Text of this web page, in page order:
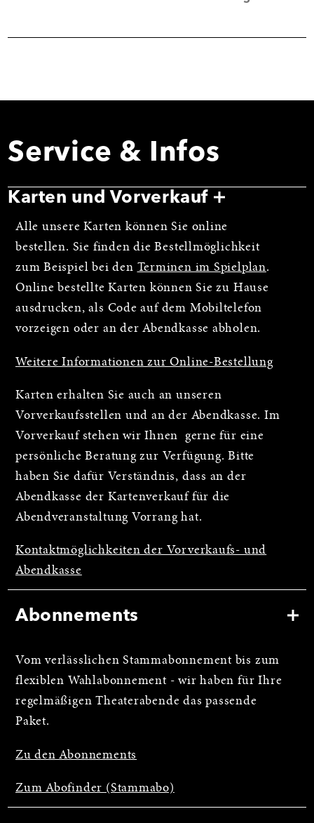
Service & Infos
Karten und Vorverkauf
Alle unsere Karten können Sie online
bestellen. Sie finden die Bestellmöglichkeit
zum Beispiel bei den Terminen im Spielplan.
Online bestellte Karten können Sie zu Hause
ausdrucken, als Code auf dem Mobiltelefon
vorzeigen oder an der Abendkasse abholen.
Weitere Informationen zur Online-Bestellung
Karten erhalten Sie auch an unseren
Vorverkaufsstellen und an der Abendkasse. Im
Vorverkauf stehen wir Ihnen gerne für eine
persönliche Beratung zur Verfügung. Bitte
haben Sie dafür Verständnis, dass an der
Abendkasse der Kartenverkauf für die
Abendveranstaltung Vorrang hat.
Kontaktmöglichkeiten der Vorverkaufs- und
Abendkasse
Abonnements
Vom verlässlichen Stammabonnement bis zum
flexiblen Wahlabonnement - wir haben für Ihre
regelmäßigen Theaterabende das passende
Paket.
Zu den Abonnements
Zum Abofinder (Stammabo)